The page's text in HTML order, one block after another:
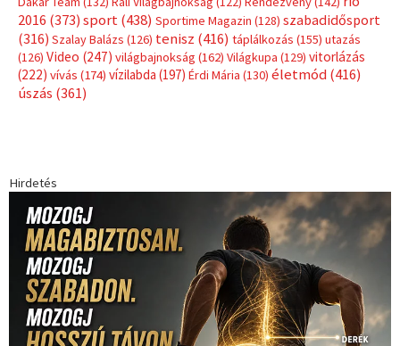
Címkék
(181)Jégkorong(148)kajakkenu(138)karate(168)kickbox(204)
kosárlabda(166) Lewis Hamilton(168)
magyar
labdarúgóválogatott(148)Mercedes (244) motorsport(153)
Opel
Dakar Team(132)Rali Világbajnokság (122) Rendezvény(142)
rio
2016(373)sport Sportime Magazin(128)szabadidősport
(316) Szalay Balázs(126) tenisz(416) táplálkozás(155)utazás
(126)Video(247)világbajnokság (162) Világkupa(129)
vitorlázás
(222) vívás(174) (197) Érdi Mária(130)életmód(416)
úszás(361)